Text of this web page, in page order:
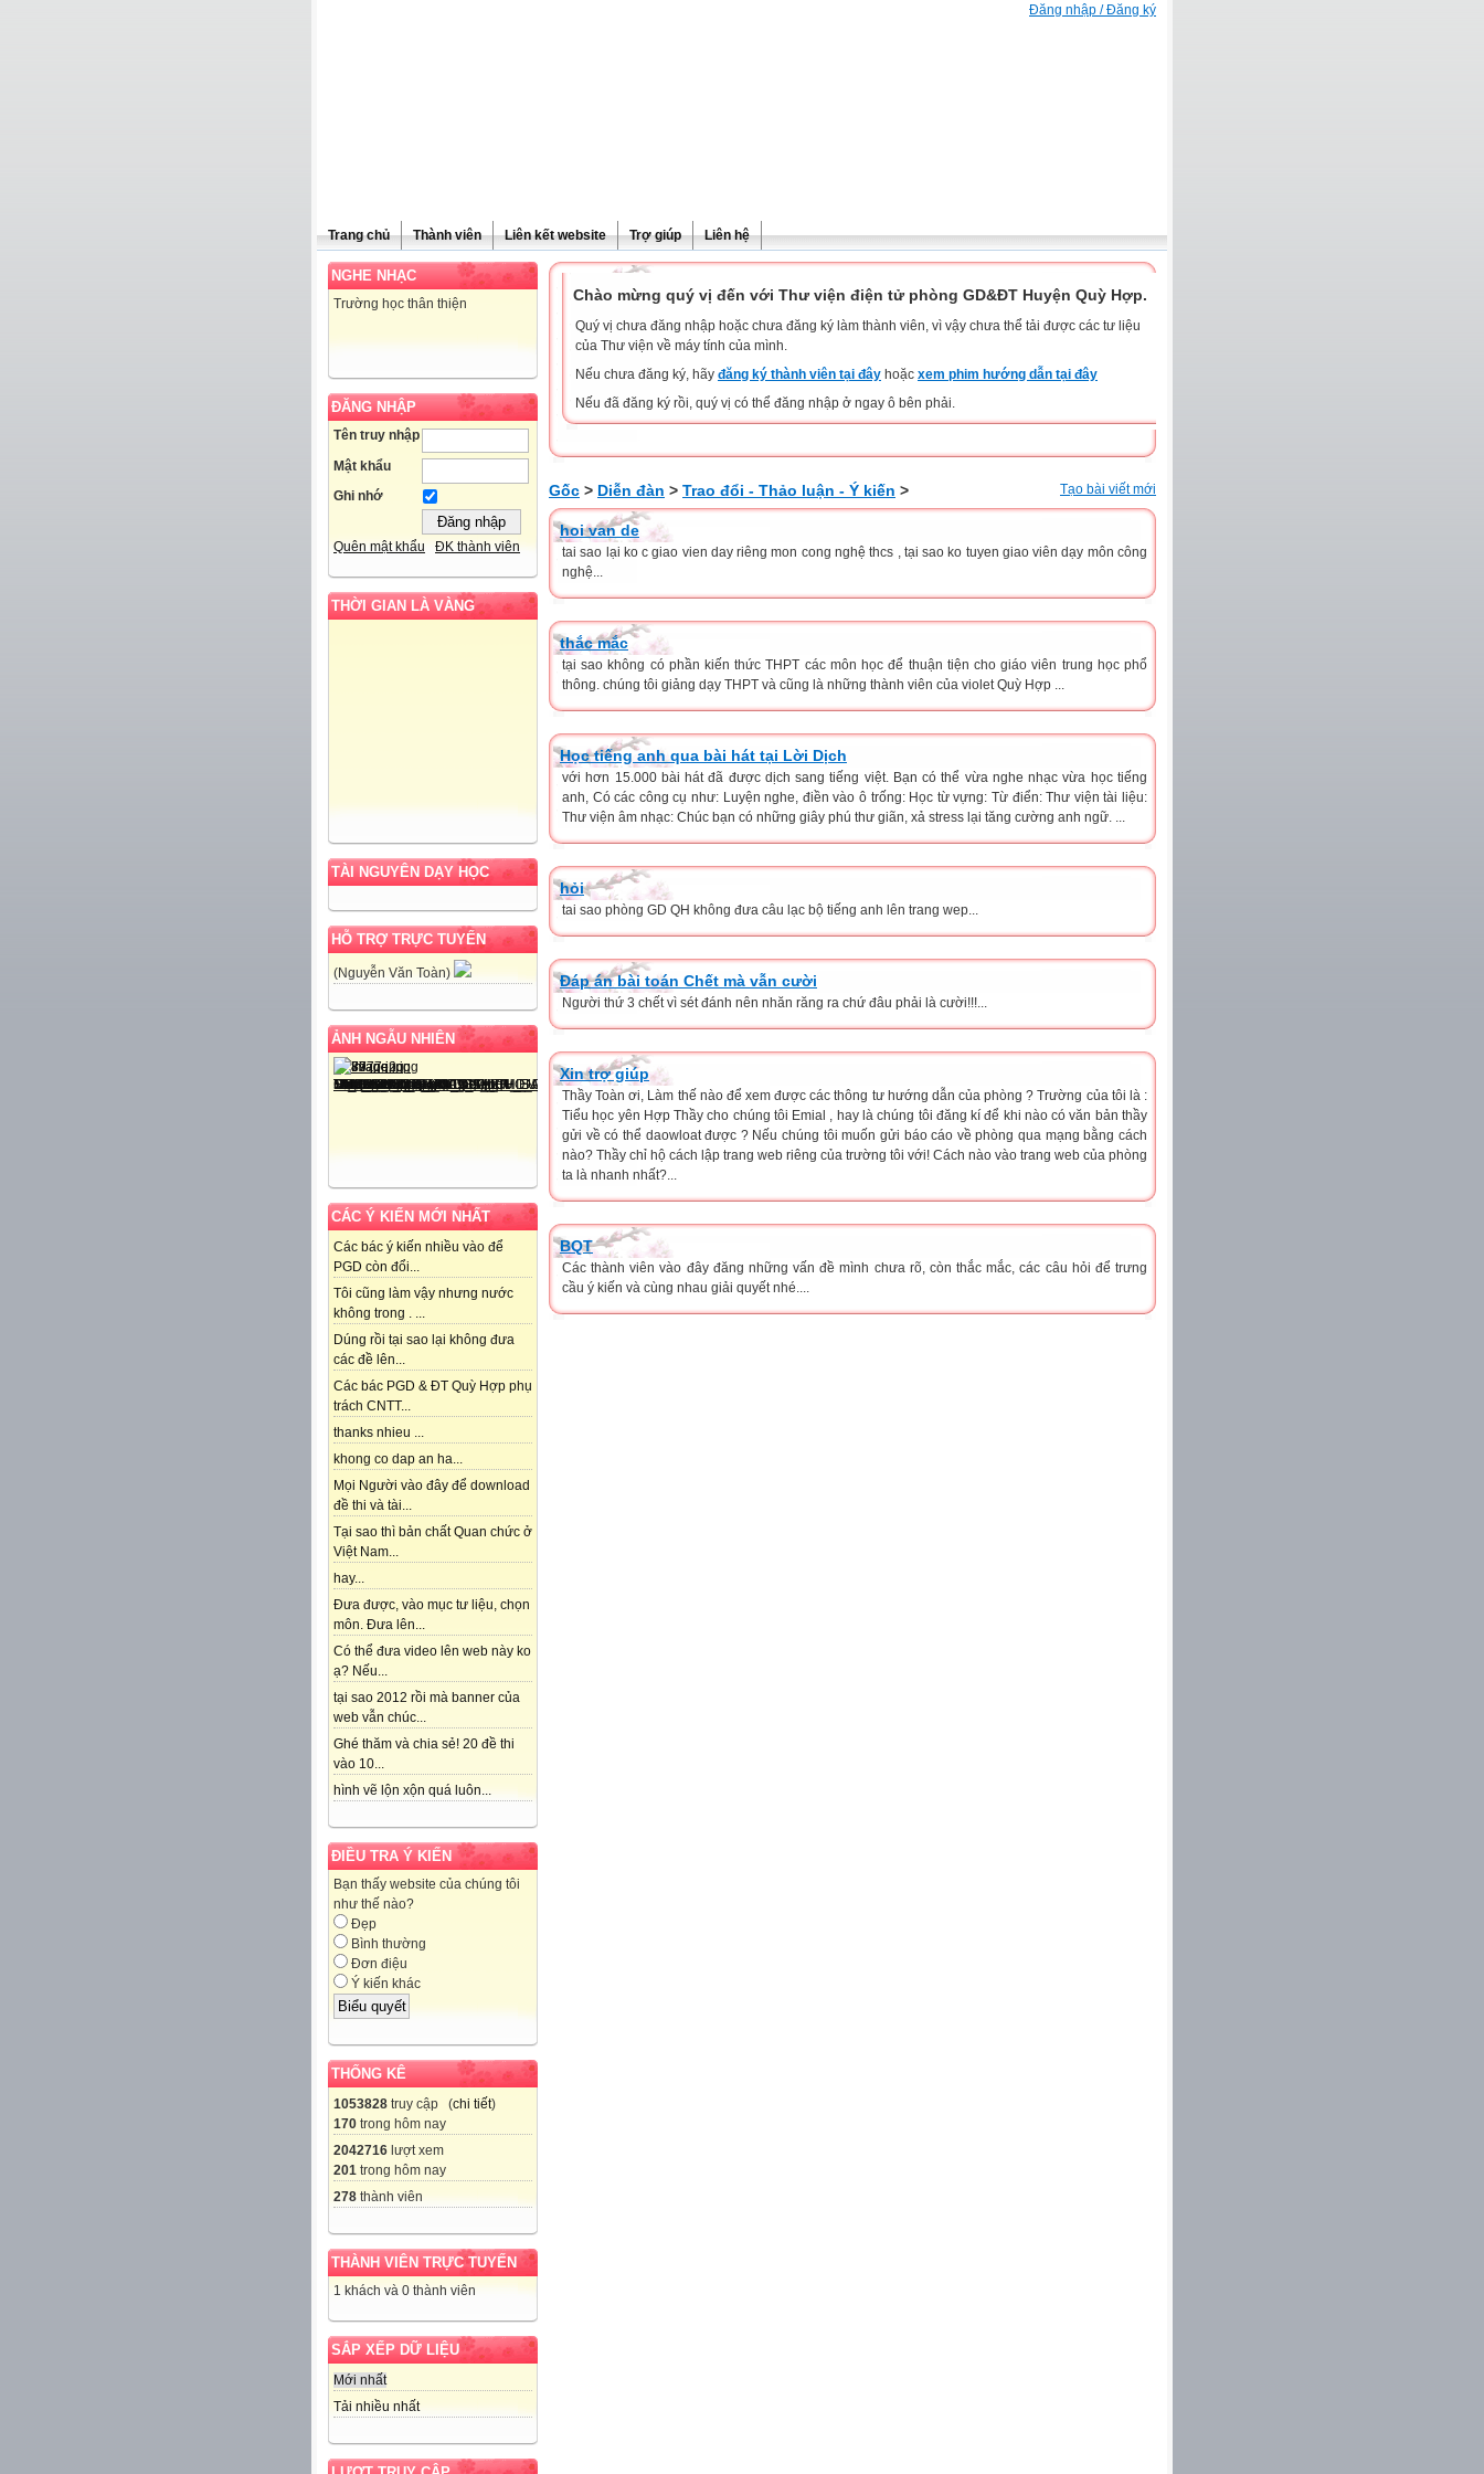
Đăng nhập / Đăng ký
Trang chủ Thành viên Liên kết website Trợ giúp Liên hệ
NGHE NHẠC
Trường học thân thiện
ĐĂNG NHẬP
Tên truy nhập
Mật khẩu
Ghi nhớ
Quên mật khẩu ĐK thành viên
THỜI GIAN LÀ VÀNG
TÀI NGUYÊN DẠY HỌC
HỖ TRỢ TRỰC TUYẾN
(Nguyễn Văn Toàn)
ẢNH NGẪU NHIÊN
CÁC Ý KIẾN MỚI NHẤT
Các bác ý kiến nhiều vào để
PGD còn đổi...
Tôi cũng làm vậy nhưng nước
không trong . ...
Dúng rồi tại sao lại không đưa
các đề lên...
Các bác PGD & ĐT Quỳ Hợp phụ
trách CNTT...
thanks nhieu ...
khong co dap an ha...
Mọi Người vào đây để download
đề thi và tài...
Tại sao thì bản chất Quan chức ở
Việt Nam...
hay...
Đưa được, vào mục tư liệu, chọn
môn. Đưa lên...
Có thể đưa video lên web này ko
ạ? Nếu...
tại sao 2012 rồi mà banner của
web vẫn chúc...
Ghé thăm và chia sẻ! 20 đề thi
vào 10...
hình vẽ lộn xộn quá luôn...
ĐIỀU TRA Ý KIẾN
Bạn thấy website của chúng tôi
như thế nào?
Đẹp
Bình thường
Đơn điệu
Ý kiến khác
THỐNG KÊ
1053828 truy cập (chi tiết)
170 trong hôm nay
2042716 lượt xem
201 trong hôm nay
278 thành viên
THÀNH VIÊN TRỰC TUYẾN
1 khách và 0 thành viên
SẮP XẾP DỮ LIỆU
Mới nhất
Tải nhiều nhất
Chào mừng quý vị đến với Thư viện điện tử phòng GD&ĐT Huyện Quỳ Hợp.
Quý vị chưa đăng nhập hoặc chưa đăng ký làm thành viên, vì vậy chưa thể tải được các tư liệu
của Thư viện về máy tính của mình.
Nếu chưa đăng ký, hãy đăng ký thành viên tại đây hoặc xem phim hướng dẫn tại đây
Nếu đã đăng ký rồi, quý vị có thể đăng nhập ở ngay ô bên phải.
Gốc > Diễn đàn > Trao đổi - Thảo luận - Ý kiến > Tạo bài viết mới
hoi van de
tai sao lại ko c giao vien day riêng mon cong nghệ thcs , tại sao ko tuyen giao viên dạy môn công
nghệ...
thắc mắc
tại sao không có phần kiến thức THPT các môn học để thuận tiện cho giáo viên trung học phổ
thông. chúng tôi giảng dạy THPT và cũng là những thành viên của violet Quỳ Hợp ...
Học tiếng anh qua bài hát tại Lời Dịch
với hơn 15.000 bài hát đã được dịch sang tiếng việt. Bạn có thể vừa nghe nhạc vừa học tiếng
anh, Có các công cụ như: Luyện nghe, điền vào ô trống: Học từ vựng: Từ điển: Thư viện tài liệu:
Thư viện âm nhạc: Chúc bạn có những giây phú thư giãn, xả stress lại tăng cường anh ngữ. ...
hỏi
tai sao phòng GD QH không đưa câu lạc bộ tiếng anh lên trang wep...
Đáp án bài toán Chết mà vẫn cười
Người thứ 3 chết vì sét đánh nên nhăn răng ra chứ đâu phải là cười!!!...
Xin trợ giúp
Thầy Toàn ơi, Làm thế nào để xem được các thông tư hướng dẫn của phòng ? Trường của tôi là :
Tiểu học yên Hợp Thầy cho chúng tôi Emial , hay là chúng tôi đăng kí để khi nào có văn bản thầy
gửi về có thể daowloat được ? Nếu chúng tôi muốn gửi báo cáo về phòng qua mạng bằng cách
nào? Thầy chỉ hộ cách lập trang web riêng của trường tôi với! Cách nào vào trang web của phòng
ta là nhanh nhất?...
BQT
Các thành viên vào đây đăng những vấn đề mình chưa rõ, còn thắc mắc, các câu hỏi để trưng
cầu ý kiến và cùng nhau giải quyết nhé....